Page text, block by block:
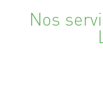
Nos